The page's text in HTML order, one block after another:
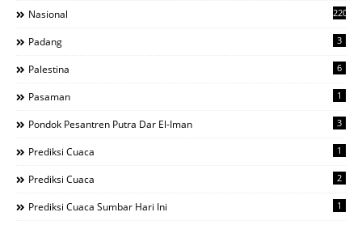
Nasional 220
Padang 3
Palestina 6
Pasaman 1
Pondok Pesantren Putra Dar El-Iman 3
Prediksi Cuaca 1
Prediksi Cuaca 2
Prediksi Cuaca Sumbar Hari Ini 1